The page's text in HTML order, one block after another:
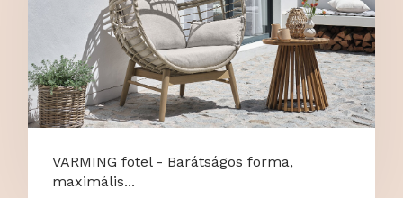
VARMING fotel - Barátságos forma,
maximális...